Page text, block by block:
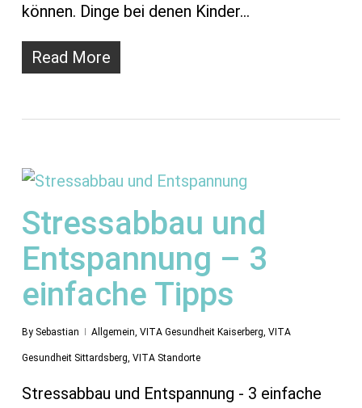
können. Dinge bei denen Kinder…
Read More
Stressabbau und
Entspannung – 3
einfache Tipps
By Sebastian Allgemein VITA Gesundheit Kaiserberg VITA
Gesundheit Sittardsberg VITA Standorte
Stressabbau und Entspannung - 3 einfache